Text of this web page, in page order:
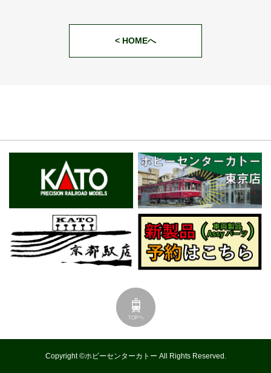
< HOMEへ
Copyright ©ホビーセンターカトー All Rights Reserved.